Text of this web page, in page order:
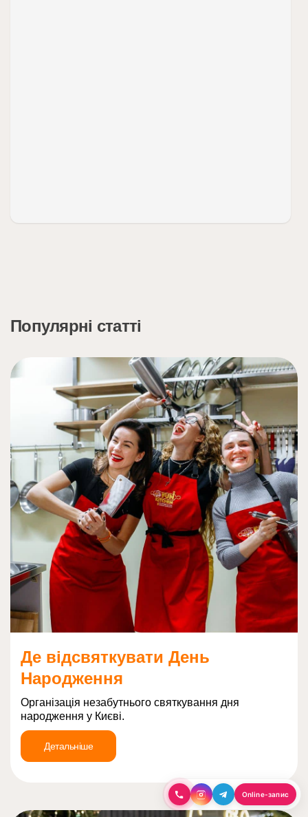
Популярні статті
Де відсвяткувати День
Народження
Організація незабутнього святкування дня
народження у Києві.
Детальніше
Online-запис